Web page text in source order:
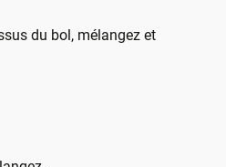
du bol, mélangez et